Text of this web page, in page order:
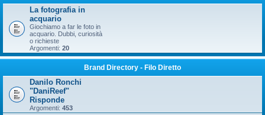
La fotografia in
acquario
Giochiamo a far le foto in
acquario. Dubbi, curiosità
o richieste
Argomenti: 20
Brand Directory - Filo Diretto
Danilo Ronchi
"DaniReef"
Risponde
Argomenti: 453